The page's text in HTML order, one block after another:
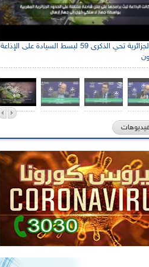
الإذاعة الجزائرية تحي الذكرى 59 لبسط السيادة على الإذاعة